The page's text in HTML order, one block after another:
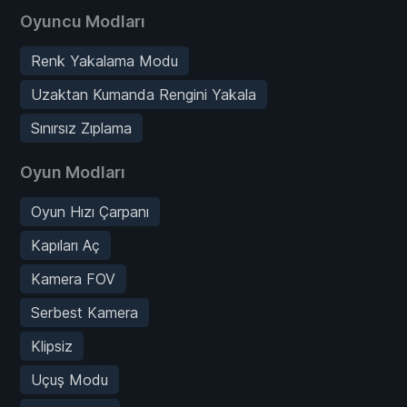
Oyuncu Modları
Renk Yakalama Modu
Uzaktan Kumanda Rengini Yakala
Sınırsız Zıplama
Oyun Modları
Oyun Hızı Çarpanı
Kapıları Aç
Kamera FOV
Serbest Kamera
Klipsiz
Uçuş Modu